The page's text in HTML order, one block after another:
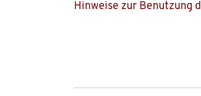
Hinweise zur Benutzung